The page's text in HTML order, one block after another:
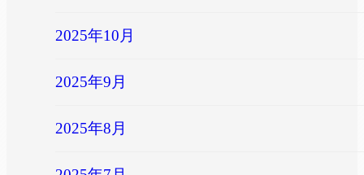
2025年10月
2025年9月
2025年8月